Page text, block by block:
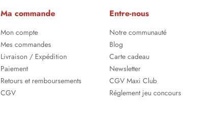
Ma commande
Mon compte
Mes commandes
Livraison / Expédition
Paiement
Retours et remboursements
CGV
Entre-nous
Notre communauté
Blog
Carte cadeau
Newsletter
CGV Maxi Club
Réglement jeu concours